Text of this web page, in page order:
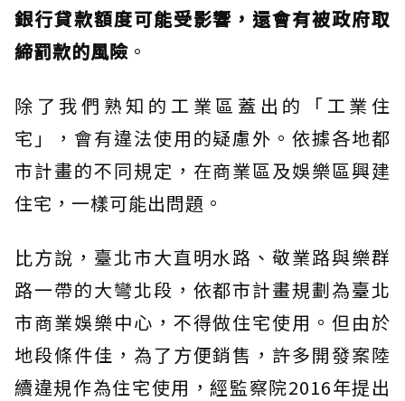
銀行貸款額度可能受影響，還會有被政府取
締罰款的風險 。
除了我們熟知的工業區蓋出的「工業住
宅」，會有違法使用的疑慮外。依據各地都
市計畫的不同規定，在商業區及娛樂區興建
住宅，一樣可能出問題。
比方說，臺北市大直明水路、敬業路與樂群
路一帶的大彎北段，依都市計畫規劃為臺北
市商業娛樂中心，不得做住宅使用。但由於
地段條件佳，為了方便銷售，許多開發案陸
續違規作為住宅使用，經監察院2016年提出